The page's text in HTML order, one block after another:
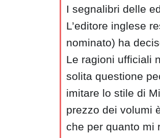
I segnalibri delle
L’editore inglese
nominato) ha
Le ragioni ufficiali
solita questione
imitare lo stile di
prezzo dei volumi
che per quanto mi